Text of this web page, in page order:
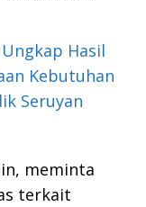
Ungkap Hasil
Kebutuhan
Seruyan
meminta
terkait